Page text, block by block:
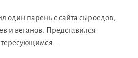
один парень с сайта сыроедов,
и веганов. Представился